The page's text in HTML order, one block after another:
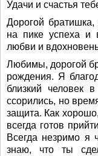
Удачи и счастья
Дорогой
на пике успеха и
любви и
Любимы, дорогой
рождения. Я
близкий человек
ссорились, но
защита. Как
всегда готов
Всегда незримо я
знаю, что ты